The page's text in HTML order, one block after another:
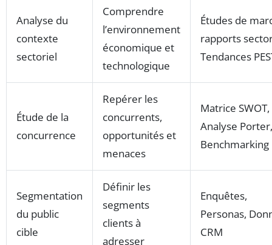
Analyse du
contexte
sectoriel
Comprendre
l’environnement
économique et
technologique
Études de
rapports
Tendances
Étude de la
concurrence
Repérer les
concurrents,
opportunités et
menaces
Matrice SWOT,
Analyse Porter,
Benchmarking
Segmentation
du public
cible
Définir les
segments
clients à
adresser
Enquêtes,
Personas,
CRM